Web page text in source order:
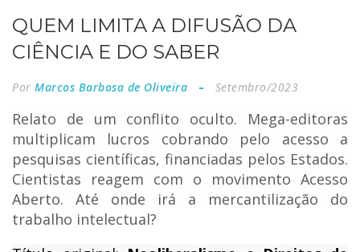
QUEM LIMITA A DIFUSÃO DA
CIÊNCIA E DO SABER
Por Marcos Barbosa de Oliveira Setembro/2023
Relato de um conflito oculto. Mega-editoras
multiplicam lucros cobrando pelo acesso a
pesquisas científicas, financiadas pelos Estados.
Cientistas reagem com o movimento Acesso
Aberto. Até onde irá a mercantilização do
trabalho intelectual?